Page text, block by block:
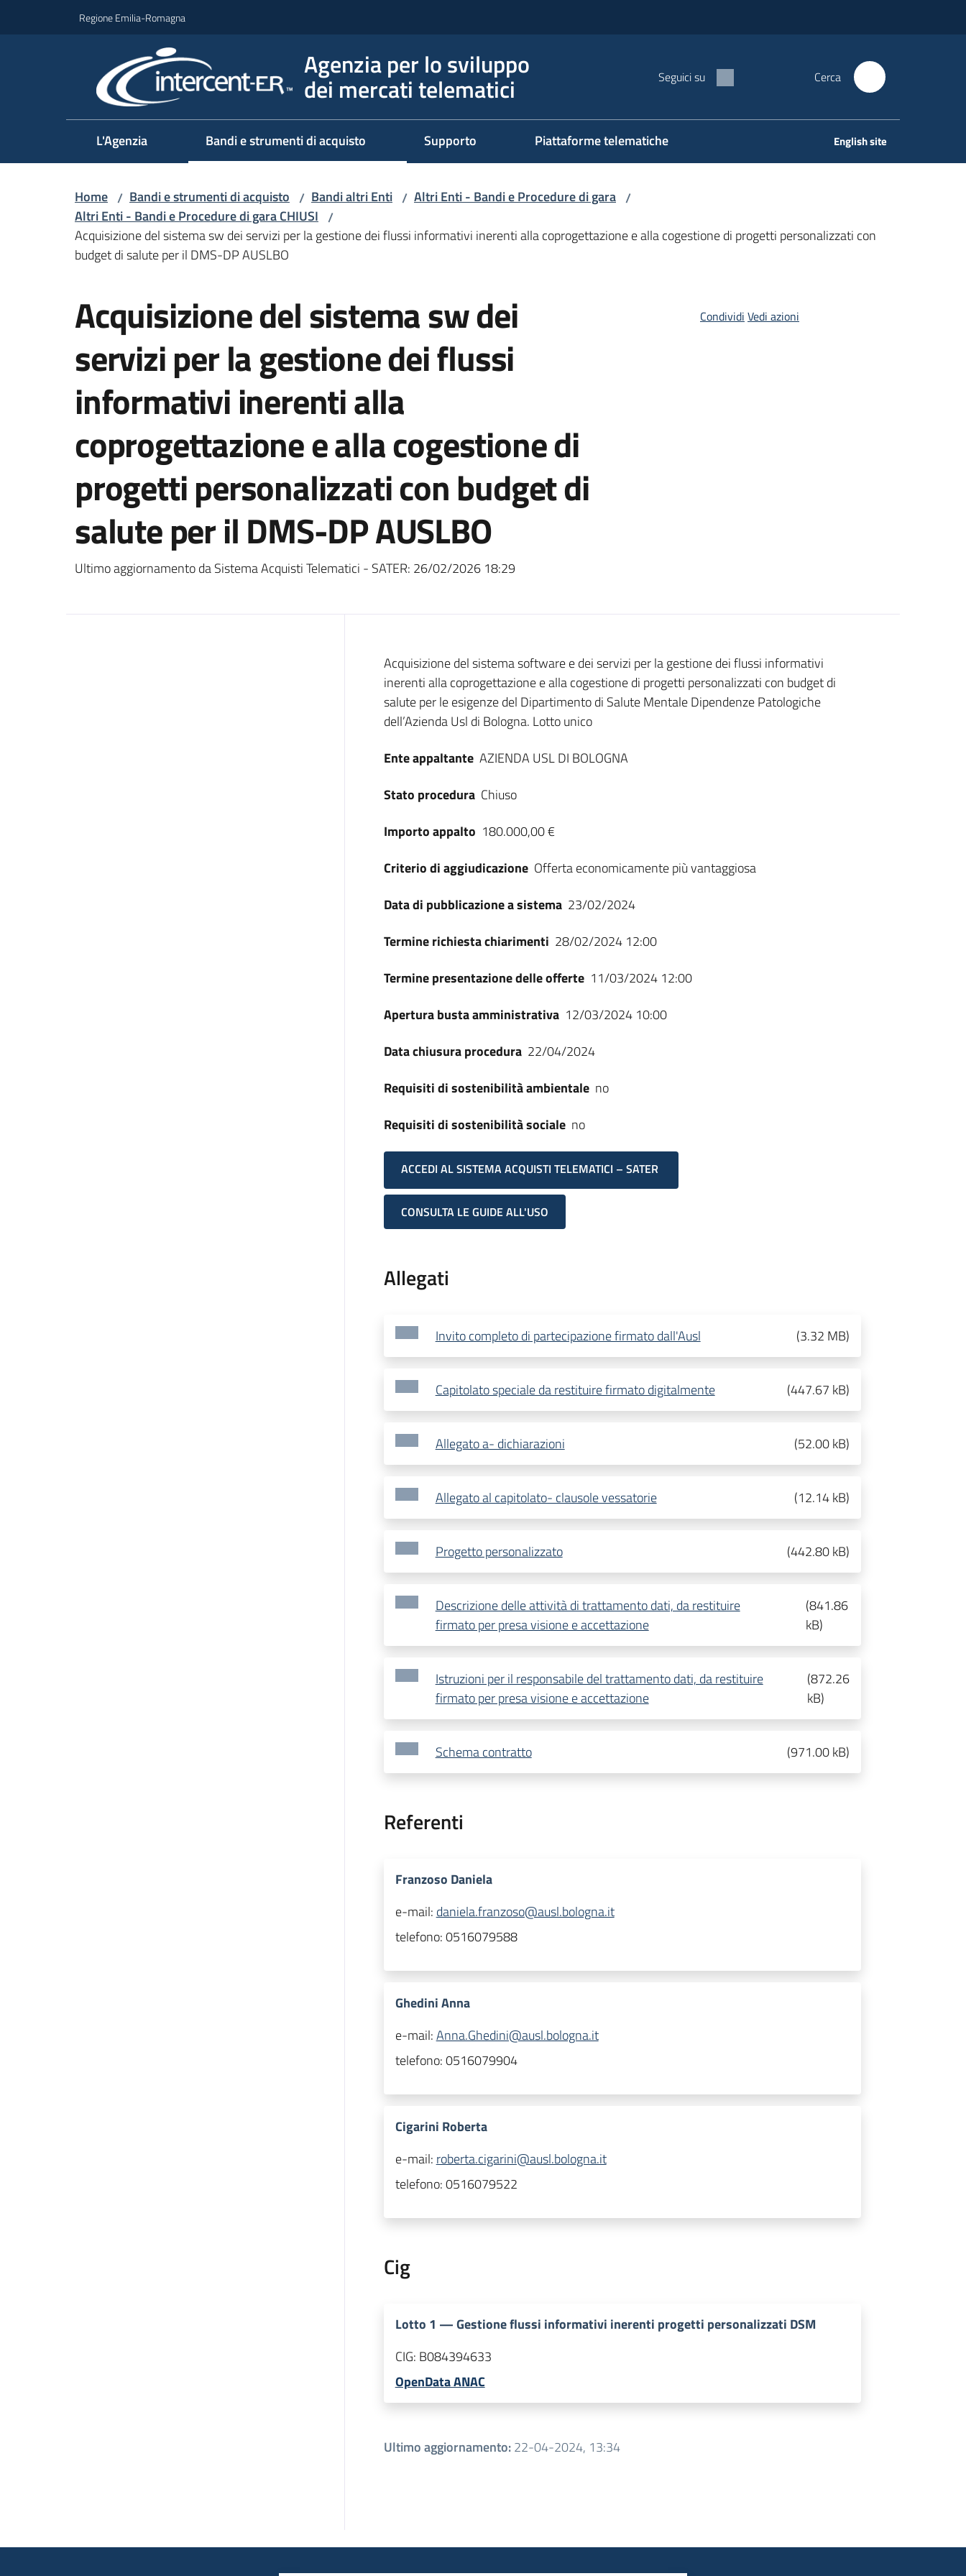
Regione Emilia-Romagna
Agenzia per lo sviluppo
dei mercati telematici Seguici su Cerca
L'Agenzia Bandi e strumenti di acquisto Supporto Piattaforme telematiche English site
Home / Bandi e strumenti di acquisto / Bandi altri Enti / Altri Enti - Bandi e Procedure di gara /
Altri Enti - Bandi e Procedure di gara CHIUSI /
Acquisizione del sistema sw dei servizi per la gestione dei flussi informativi inerenti alla coprogettazione e alla cogestione di progetti personalizzati con
budget di salute per il DMS-DP AUSLBO
Acquisizione del sistema sw dei
servizi per la gestione dei flussi
informativi inerenti alla
coprogettazione e alla cogestione di
progetti personalizzati con budget di
salute per il DMS-DP AUSLBO
Ultimo aggiornamento da Sistema Acquisti Telematici - SATER: 26/02/2026 18:29
Condividi Vedi azioni
Dati del bando
Acquisizione del sistema software e dei servizi per la gestione dei flussi informativi
inerenti alla coprogettazione e alla cogestione di progetti personalizzati con budget di
salute per le esigenze del Dipartimento di Salute Mentale Dipendenze Patologiche
dell’Azienda Usl di Bologna. Lotto unico
Ente appaltante AZIENDA USL DI BOLOGNA
Stato procedura Chiuso
Importo appalto 180.000,00 €
Criterio di aggiudicazione Offerta economicamente più vantaggiosa
Data di pubblicazione a sistema 23/02/2024
Termine richiesta chiarimenti 28/02/2024 12:00
Termine presentazione delle offerte 11/03/2024 12:00
Apertura busta amministrativa 12/03/2024 10:00
Data chiusura procedura 22/04/2024
Requisiti di sostenibilità ambientale no
Requisiti di sostenibilità sociale no
ACCEDI AL SISTEMA ACQUISTI TELEMATICI – SATER
CONSULTA LE GUIDE ALL'USO
Allegati
Invito completo di partecipazione firmato dall'Ausl (3.32 MB)
Capitolato speciale da restituire firmato digitalmente (447.67 kB)
Allegato a- dichiarazioni (52.00 kB)
Allegato al capitolato- clausole vessatorie (12.14 kB)
Progetto personalizzato (442.80 kB)
Descrizione delle attività di trattamento dati, da restituire
firmato per presa visione e accettazione
(841.86
kB)
Istruzioni per il responsabile del trattamento dati, da restituire
firmato per presa visione e accettazione
(872.26
kB)
Schema contratto (971.00 kB)
Referenti
Franzoso Daniela
e-mail: daniela.franzoso@ausl.bologna.it
telefono:0516079588
Ghedini Anna
e-mail:Anna.Ghedini@ausl.bologna.it
telefono:0516079904
Cigarini Roberta
e-mail: roberta.cigarini@ausl.bologna.it
telefono:0516079522
Cig
Lotto 1 —Gestione flussi informativi inerenti progetti personalizzati DSM
CIG: B084394633
OpenData ANAC
Ultimo aggiornamento:22-04-2024, 13:34